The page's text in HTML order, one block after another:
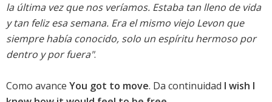
la última vez que nos veríamos. Estaba tan lleno de vida
y tan feliz esa semana. Era el mismo viejo Levon que
siempre había conocido, solo un espíritu hermoso por
dentro y por fuera".
Como avance You got to move. Da continuidad I wish I